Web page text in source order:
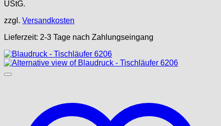
UStG.
zzgl. Versandkosten
Lieferzeit: 2-3 Tage nach Zahlungseingang